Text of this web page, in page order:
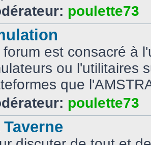
poulette73
forum est consacré à
ou l'utilitaires
que
poulette73
Taverne